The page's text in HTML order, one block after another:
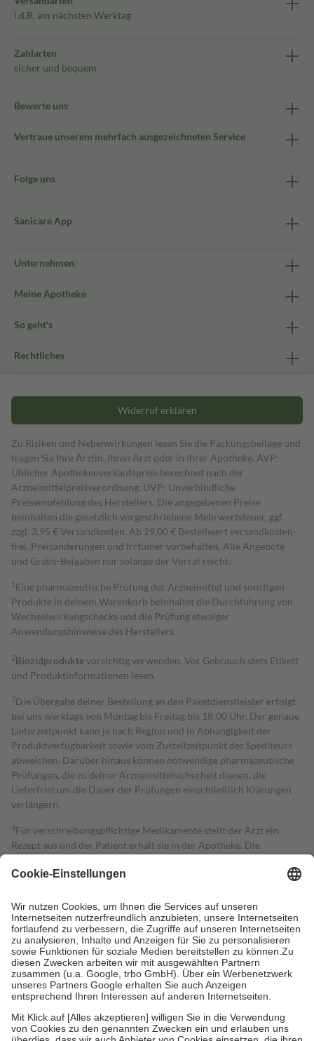
i.d.R. am nächsten Werktag
Zahlarten
sicher und bequem
Bewerte uns
Vertraue unserem mehrfach ausgezeichneten Service
Folge uns
Sanicare App
Unternehmen
Meine Apotheke
So geht's
Rechtliches
Widerruf erklären
Zu Risiken und Nebenwirkungen lesen Sie die Packungsbeilage und
fragen Sie Ihre Ärztin, Ihren Arzt oder in Ihrer Apotheke. AVP:
Üblicher Apothekenverkaufspreis berechnet nach der
Arzneimittelpreisverordnung. UVP: Unverbindliche
Preisempfehlung des Herstellers. Die angegebenen Preise
beinhalten die gesetzlich vorgeschriebene Mehrwertsteuer, ggf.
zzgl. 3,95 € Versandkosten. Ab 29,00 € Bestell­wert versand­kosten­
frei. Preisänderungen und Irrtümer vorbehalten. Alle Angebote
und Gratis-Beigaben nur solange der Vorrat reicht.
1 Eine pharmazeutische Prüfung der Arzneimittel und sonstigen
Produkte in deinem Warenkorb beinhaltet die Durchführung von
Wechselwirkungschecks und die Prüfung etwaiger
Anwendungshinweise des Herstellers.
2Biozidproduktevorsichtig verwenden. Vor Gebrauch stets Etikett
und Produktinformationen lesen.
3Die Übergabe deiner Bestellung an den Paketdienstleister erfolgt
bei uns werktags von Montag bis Freitag bis 18:00 Uhr. Der genaue
Lieferzeitpunkt kann je nach Region und in Abhängigkeit der
Produktverfügbarkeit sowie vom Zustellzeitpunkt des Spediteurs
abweichen. Darüber hinaus können notwendige pharmazeutische
Prüfungen, die zu deiner Arzneimittelsicherheit dienen, die
Lieferfrist um die Dauer der Prüfungen einschließlich Klärungen
verlängern.
4Für verschreibungspflichtige Medikamente stellt der Arzt ein
Rezept aus und der Patient erhält sie in der Apotheke. Die
Kosten dafür, der Versicherte trägt einen Teil davon als Zuzahlung
Grundsätzlich leisten Mitglieder Zuzahlungen in Höhe von zehn
Prozent des Abgabepreises,mindestensjedochfünf Euround
höchstens zehn Euro.Es sind jedoch nie mehr als die tatsächlichen
Kosten der Leistung zu entrichten.
Diese Regeln gelten grundsätzlich auch für Online-Apotheken.
Bei Heilmitteln und häuslicher Krankenpflege beträgt die
Zuzahlung zehn Prozent der Kosten sowie zehn Euro je
Um das Engagement der Versicherten für ihre eigene Gesundheit zu
stärken und die besondere Stellung der Familie zu unterstützen,